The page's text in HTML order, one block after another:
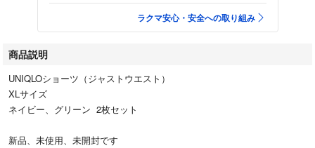
ラクマ安心・安全への取り組み
商品説明
UNIQLOショーツ（ジャストウエスト）
XLサイズ
ネイビー、グリーン 2枚セット
新品、未使用、未開封です